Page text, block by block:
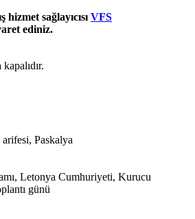
sağlayıcısı VFS
ediniz.
arifesi, Paskalya
Letonya Cumhuriyeti, Kurucu
günü